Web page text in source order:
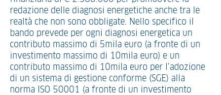
redazione delle diagnosi energetiche anche tra le
realtà che non sono obbligate. Nello specifico il
bando prevede per ogni diagnosi energetica un
contributo massimo di 5mila euro (a fronte di un
investimento massimo di 10mila euro) e un
contributo massimo di 10mila euro per l’adozione
di un sistema di gestione conforme (SGE) alla
norma ISO 50001 (a fronte di un investimento